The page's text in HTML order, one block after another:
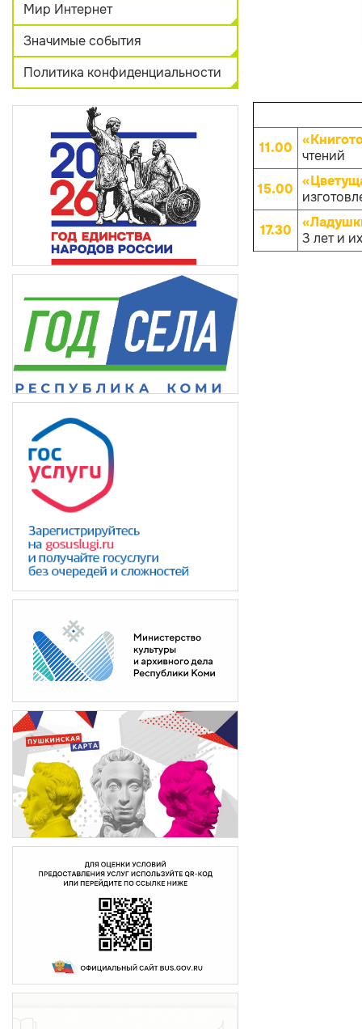
Мир Интернет
Значимые события
Политика конфиденциальности
11.00
чтений
15.00
17.30
3 лет и